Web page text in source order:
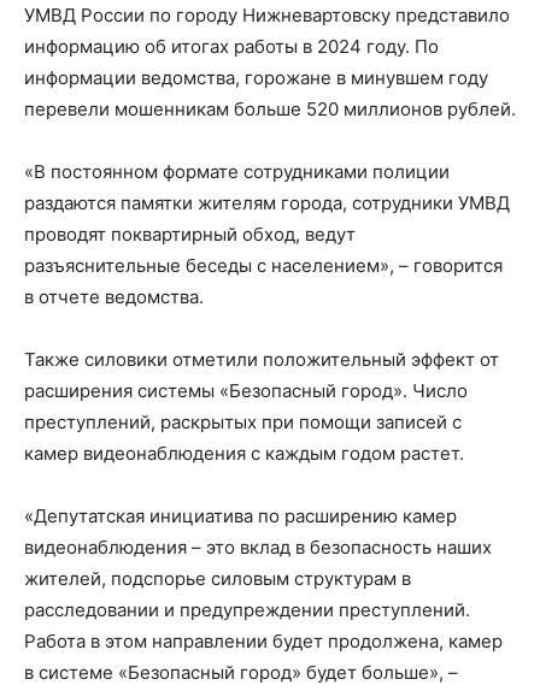
УМВД России по городу Нижневартовску представило
информацию об итогах работы в 2024 году. По
информации ведомства, горожане в минувшем году
перевели мошенникам больше 520 миллионов рублей.
«В постоянном формате сотрудниками полиции
раздаются памятки жителям города, сотрудники УМВД
проводят поквартирный обход, ведут
разъяснительные беседы с населением», – говорится
в отчете ведомства.
Также силовики отметили положительный эффект от
расширения системы «Безопасный город». Число
преступлений, раскрытых при помощи записей с
камер видеонаблюдения с каждым годом растет.
«Депутатская инициатива по расширению камер
видеонаблюдения – это вклад в безопасность наших
жителей, подспорье силовым структурам в
расследовании и предупреждении преступлений.
Работа в этом направлении будет продолжена, камер
в системе «Безопасный город» будет больше», –